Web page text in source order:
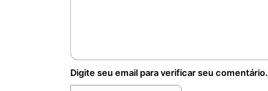
Digite seu email para verificar seu comentário.